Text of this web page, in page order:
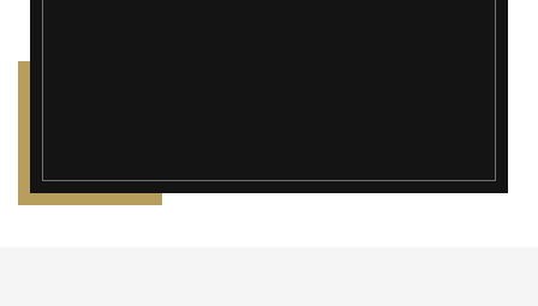
");">